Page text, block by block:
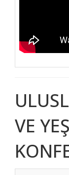
VE